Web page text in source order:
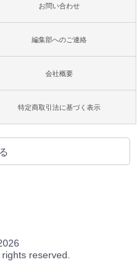
お問い合わせ
編集部へのご連絡
会社概要
特定商取引法に基づく表示
reserved.